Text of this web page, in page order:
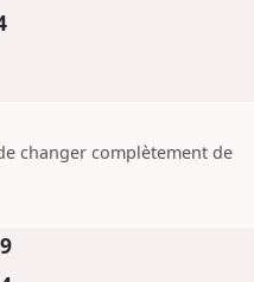
changer complètement de